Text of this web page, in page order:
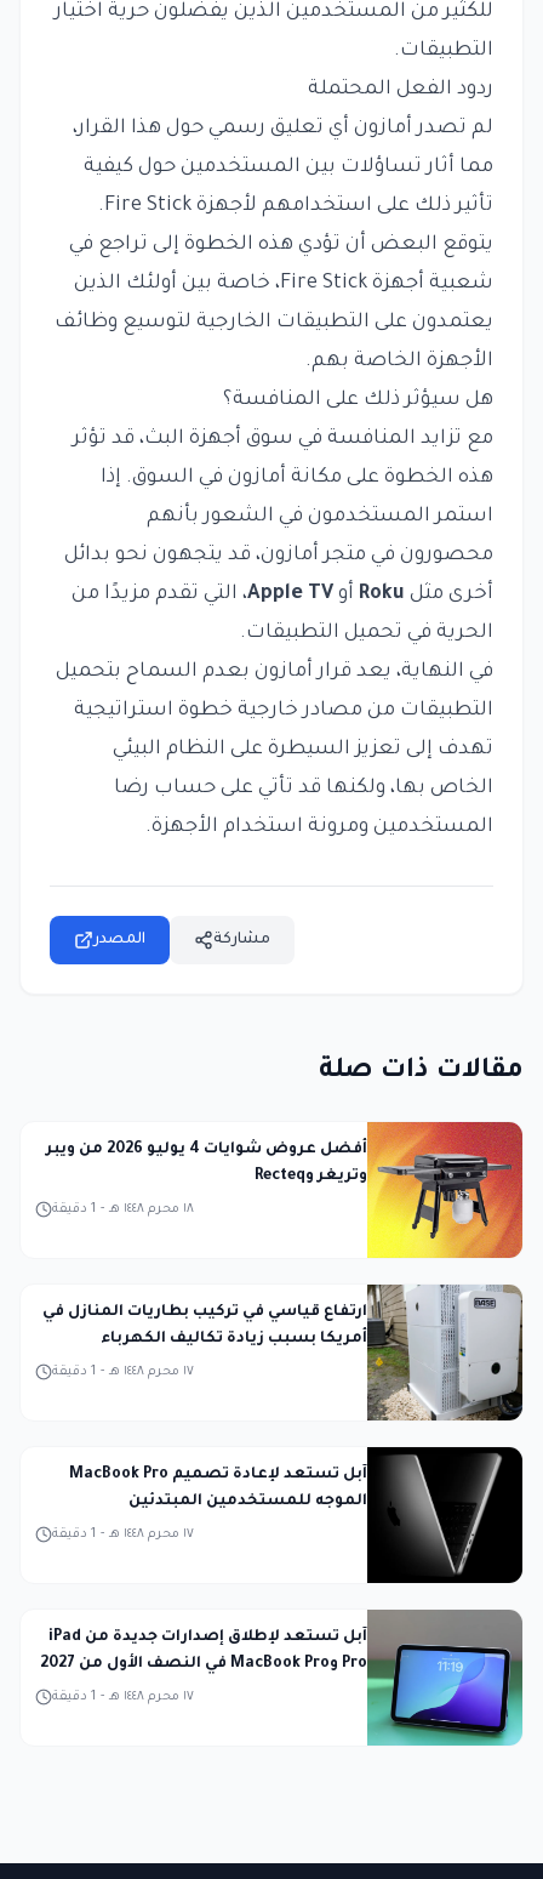
للكثير من المستخدمين الذين يفضلون حرية اختيار
التطبيقات.
ردود الفعل المحتملة
لم تصدر أمازون أي تعليق رسمي حول هذا القرار،
مما أثار تساؤلات بين المستخدمين حول كيفية
تأثير ذلك على استخدامهم لأجهزة Fire Stick.
يتوقع البعض أن تؤدي هذه الخطوة إلى تراجع في
شعبية أجهزة Fire Stick، خاصة بين أولئك الذين
يعتمدون على التطبيقات الخارجية لتوسيع وظائف
الأجهزة الخاصة بهم.
هل سيؤثر ذلك على المنافسة؟
مع تزايد المنافسة في سوق أجهزة البث، قد تؤثر
هذه الخطوة على مكانة أمازون في السوق. إذا
استمر المستخدمون في الشعور بأنهم
محصورون في متجر أمازون، قد يتجهون نحو بدائل
أخرى مثل Roku أو Apple TV، التي تقدم مزيدًا من
الحرية في تحميل التطبيقات.
في النهاية، يعد قرار أمازون بعدم السماح بتحميل
التطبيقات من مصادر خارجية خطوة استراتيجية
تهدف إلى تعزيز السيطرة على النظام البيئي
الخاص بها، ولكنها قد تأتي على حساب رضا
المستخدمين ومرونة استخدام الأجهزة.
المصدر مشاركة
مقالات ذات صلة
أفضل عروض شوايات 4 يوليو 2026 من ويبر
وتريغر وRecteq
1 دقيقة - ١٨ محرم ١٤٤٨ هـ
ارتفاع قياسي في تركيب بطاريات المنازل في
أمريكا بسبب زيادة تكاليف الكهرباء
1 دقيقة - ١٧ محرم ١٤٤٨ هـ
آبل تستعد لإعادة تصميم MacBook Pro
الموجه للمستخدمين المبتدئين
1 دقيقة - ١٧ محرم ١٤٤٨ هـ
آبل تستعد لإطلاق إصدارات جديدة من iPad
Pro وMacBook Pro في النصف الأول من 2027
1 دقيقة - ١٧ محرم ١٤٤٨ هـ